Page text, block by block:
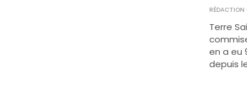
RÉDACTION
Terre
en a eu
depuis